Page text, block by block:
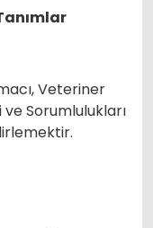
Veteriner
Sorumlulukları